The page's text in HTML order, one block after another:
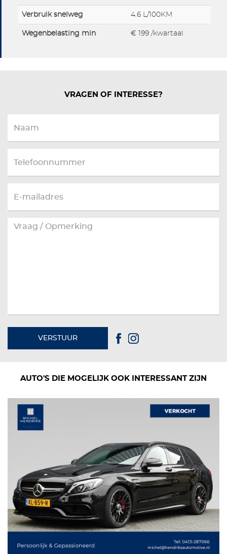
Verbruik snelweg 4.6 L/100KM
Wegenbelasting min € 199 /kwartaal
VRAGEN OF INTERESSE?
VERSTUUR
AUTO'S DIE MOGELIJK OOK INTERESSANT ZIJN